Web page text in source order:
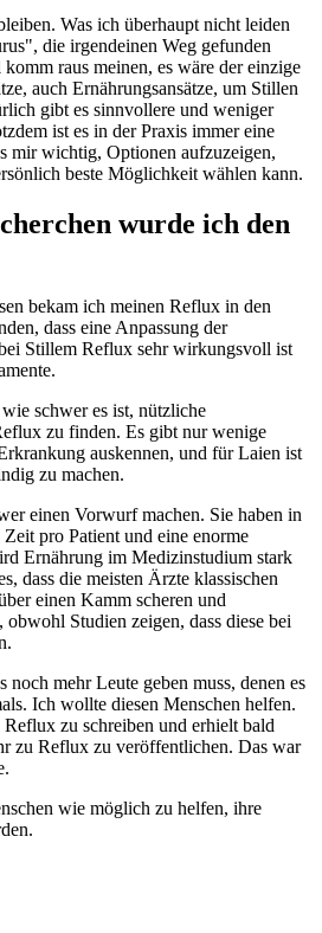
Was ich überhaupt nicht leiden
die irgendeinen Weg gefunden
raus meinen, es wäre der einzige
auch Ernährungsansätze, um Stillen
gibt es sinnvollere und weniger
ist es in der Praxis immer eine
mir wichtig, Optionen aufzuzeigen,
beste Möglichkeit wählen kann.
wurde ich den
bekam ich meinen Reflux in den
dass eine Anpassung der
Stillem Reflux sehr wirkungsvoll ist
schwer es ist, nützliche
zu finden. Es gibt nur wenige
auskennen, und für Laien ist
zu machen.
einen Vorwurf machen. Sie haben in
pro Patient und eine enorme
Ernährung im Medizinstudium stark
dass die meisten Ärzte klassischen
einen Kamm scheren und
obwohl Studien zeigen, dass diese bei
noch mehr Leute geben muss, denen es
Ich wollte diesen Menschen helfen.
zu schreiben und erhielt bald
zu Reflux zu veröffentlichen. Das war
wie möglich zu helfen, ihre